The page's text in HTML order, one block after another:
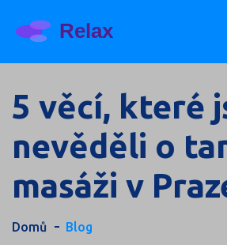
5 věcí, které
nevěděli o
masáži v
Domů Blog